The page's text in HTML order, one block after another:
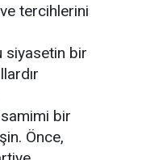
tercihlerini
siyasetin bir
samimi bir
Önce,